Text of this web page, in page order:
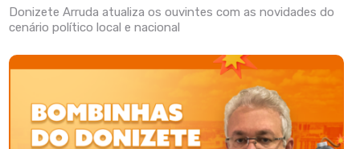
Donizete Arruda atualiza os ouvintes com as novidades do
cenário político local e nacional